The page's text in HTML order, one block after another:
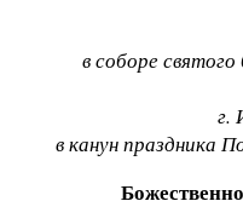
в соборе святого
г.
в канун праздника